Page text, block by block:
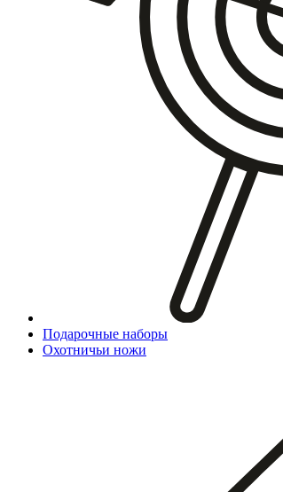
Подарочные наборы
Охотничьи ножи